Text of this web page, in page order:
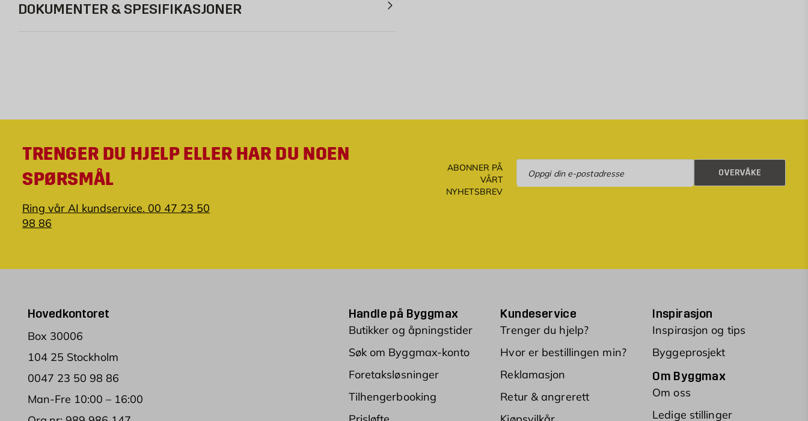
DOKUMENTER & SPESIFIKASJONER
TRENGER DU HJELP ELLER HAR DU NOEN
SPØRSMÅL
Ring vår AI kundservice. 00 47 23 50
98 86
ABONNER PÅ
VÅRT
NYHETSBREV
OVERVÅKE
Hovedkontoret
Box 30006
104 25 Stockholm
0047 23 50 98 86
Man-Fre 10:00 – 16:00
Handle på Byggmax
Butikker og åpningstider
Søk om Byggmax-konto
Foretaksløsninger
Tilhengerbooking
Kundeservice
Trenger du hjelp?
Hvor er bestillingen min?
Reklamasjon
Retur & angrerett
Inspirasjon
Inspirasjon og tips
Byggeprosjekt
Om Byggmax
Om oss
Ledige stillinger